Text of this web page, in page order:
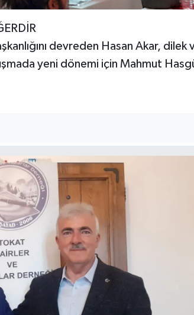
devreden Hasan Akar, dilek
yeni dönemi için Mahmut